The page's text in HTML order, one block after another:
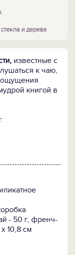
и дерева
известные с
к чаю,
ощущения
книгой в
удобно
качества,
решений;
страниц для
чай с
- 50 г, френч-
10,8 см